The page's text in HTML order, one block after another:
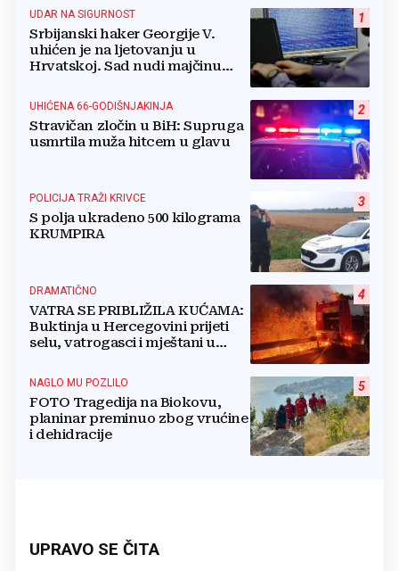
1
UDAR NA SIGURNOST
Srbijanski haker Georgije V.
uhićen je na ljetovanju u
Hrvatskoj. Sad nudi majčinu
2
UHIĆENA 66-GODIŠNJAKINJA
Stravičan zločin u BiH: Supruga
usmrtila muža hitcem u glavu
3
POLICIJA TRAŽI KRIVCE
S polja ukradeno 500 kilograma
KRUMPIRA
4
DRAMATIČNO
VATRA SE PRIBLIŽILA KUĆAMA:
Buktinja u Hercegovini prijeti
selu, vatrogasci i mještani u
5
NAGLO MU POZLILO
FOTO Tragedija na Biokovu,
planinar preminuo zbog vrućine
i dehidracije
UPRAVO SE ČITA